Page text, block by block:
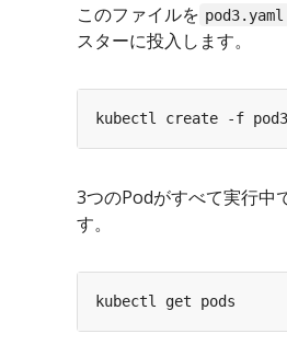
このファイルを pod3.yaml
スターに投入します。
3つのPodがすべて実行中
す。